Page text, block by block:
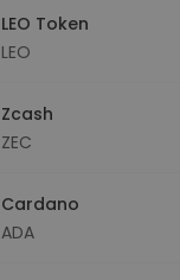
LEO Token
LEO
Zcash
ZEC
Cardano
ADA